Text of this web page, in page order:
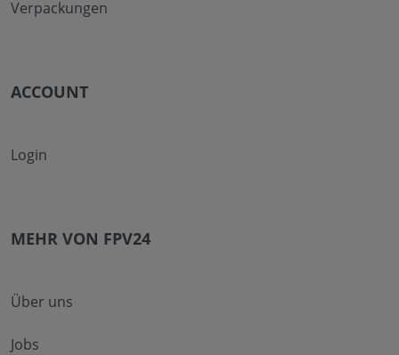
Verpackungen
ACCOUNT
Login
MEHR VON FPV24
Über uns
Jobs